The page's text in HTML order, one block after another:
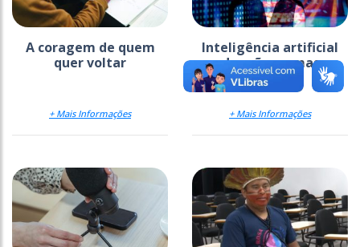
A coragem de quem
quer voltar
+ Mais Informações
Inteligência artificial
pede mão na massa
+ Mais Informações